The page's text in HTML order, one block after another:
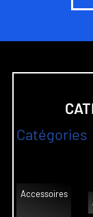
Catégories
Accessoires